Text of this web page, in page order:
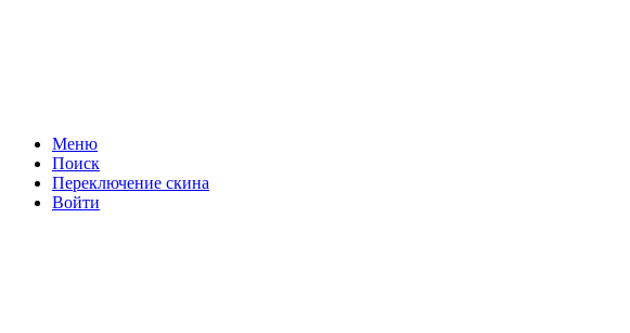
Меню
Поиск
Переключение скина
Войти